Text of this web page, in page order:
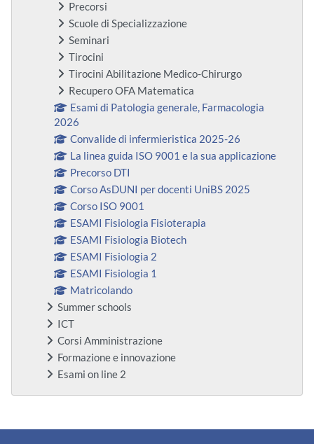
Precorsi
Scuole di Specializzazione
Seminari
Tirocini
Tirocini Abilitazione Medico-Chirurgo
Recupero OFA Matematica
Esami di Patologia generale, Farmacologia
2026
Convalide di infermieristica 2025-26
La linea guida ISO 9001 e la sua applicazione
Precorso DTI
Corso AsDUNI per docenti UniBS 2025
Corso ISO 9001
ESAMI Fisiologia Fisioterapia
ESAMI Fisiologia Biotech
ESAMI Fisiologia 2
ESAMI Fisiologia 1
Matricolando
Summer schools
ICT
Corsi Amministrazione
Formazione e innovazione
Esami on line 2
Bloques suplementarios